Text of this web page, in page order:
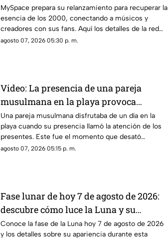
revivir la esencia de los años 2000
MySpace prepara su relanzamiento para recuperar la
esencia de los 2000, conectando a músicos y
creadores con sus fans. Aquí los detalles de la red
social.
agosto 07, 2026 05:30 p. m.
Video: La presencia de una pareja
musulmana en la playa provoca
reacciones
Una pareja musulmana disfrutaba de un día en la
playa cuando su presencia llamó la atención de los
presentes. Este fue el momento que desató
diversas reacciones entre quienes se encontraban
agosto 07, 2026 05:15 p. m.
Fase lunar de hoy 7 de agosto de 2026:
descubre cómo luce la Luna y su
significado
Conoce la fase de la Luna hoy 7 de agosto de 2026
y los detalles sobre su apariencia durante esta